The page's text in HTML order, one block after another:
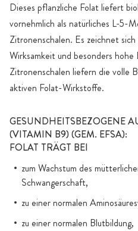
Dieses pflanzliche Folat liefert
vornehmlich als natürliches L-5-
Zitronenschalen. Es zeichnet
Wirksamkeit und besonders
Zitronenschalen liefern die volle
aktiven Folat-Wirkstoffe.
GESUNDHEITSBEZOGENE
(VITAMIN B9) (GEM. EFSA):
FOLAT TRÄGT BEI
zum Wachstum des
Schwangerschaft,
zu einer normalen
zu einer normalen Blutbildung,